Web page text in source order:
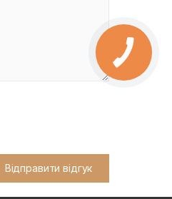
Відправити відгук